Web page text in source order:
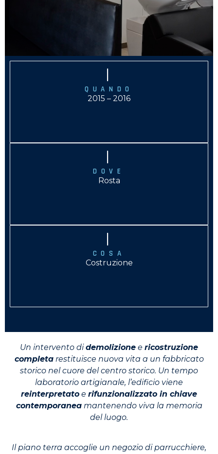
|
QUANDO
2015 – 2016
|
DOVE
Rosta
|
COSA
Costruzione
Un intervento didemolizione e ricostruzione
completarestituisce nuova vita a un fabbricato
storico nel cuore del centro storico. Un tempo
laboratorio artigianale, l’edificio viene
reinterpretato e rifunzionalizzato in chiave
contemporaneamantenendo viva la memoria
del luogo.
Il piano terra accoglie un negozio di parrucchiere,